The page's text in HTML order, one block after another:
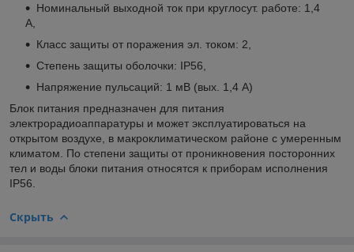
Номинальный выходной ток при круглосут. работе: 1,4
А,
Класс защиты от поражения эл. током: 2,
Степень защиты оболочки: IP56,
Напряжение пульсаций: 1 мВ (вых. 1,4 А)
Блок питания предназначен для питания
электрорадиоаппаратуры и может эксплуатироваться на
открытом воздухе, в макроклиматическом районе с умеренным
климатом. По степени защиты от проникновения посторонних
тел и воды блоки питания относятся к приборам исполнения
IP56.
Скрыть